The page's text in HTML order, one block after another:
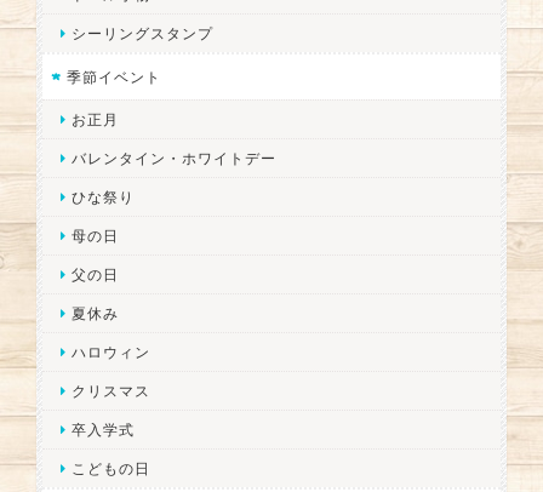
シーリングスタンプ
季節イベント
お正月
バレンタイン・ホワイトデー
ひな祭り
母の日
父の日
夏休み
ハロウィン
クリスマス
卒入学式
こどもの日